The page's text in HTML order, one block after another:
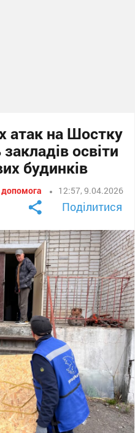
атак на Шостку
освіти
будинків
допомога 12:57, 9.04.2026
Поділитися